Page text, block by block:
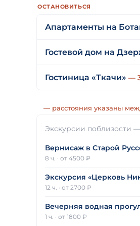
ОСТАНОВИТЬСЯ
Апартаменты на
Гостевой дом на
Гостиница «Ткачи» —
— расстояния указаны
Экскурсии поблизости
Вернисаж в Старой
8 ч. · от 4500 ₽
Экскурсия «Церковь
12 ч. · от 2700 ₽
Вечерняя водная
1 ч. · от 1800 ₽